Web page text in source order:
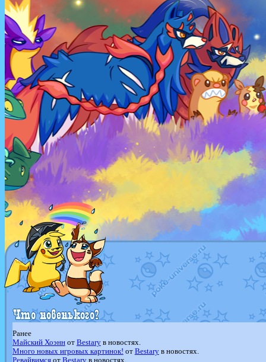
Ранее
Майский Хоэннот Bestaryв новостях.
Много новых игровых картинок! от Bestaryв новостях.
Ревайвимсяот Bestaryв новостях.